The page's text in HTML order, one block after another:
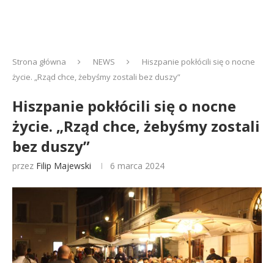
Strona główna NEWS
Hiszpanie pokłócili się o nocne
życie. „Rząd chce, żebyśmy zostali bez duszy”
Hiszpanie pokłócili się o nocne
życie. „Rząd chce, żebyśmy zostali
bez duszy”
przez Filip Majewski 6 marca 2024